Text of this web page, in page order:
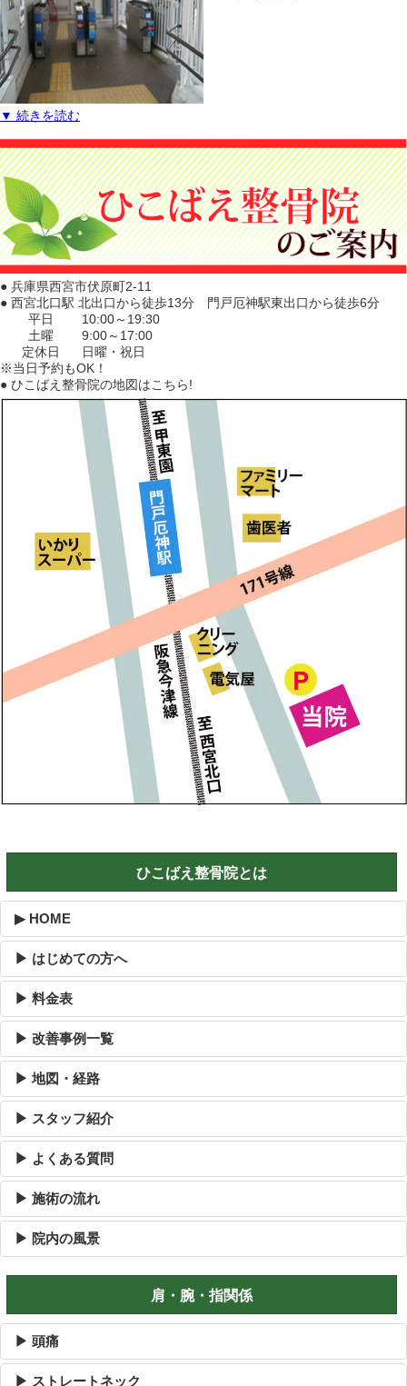
▼ 続きを読む
● 兵庫県西宮市伏原町2-11
● 西宮北口駅 北出口から徒歩13分 門戸厄神駅東出口から徒歩6分
平日
10:00～19:30
土曜
9:00～17:00
定休日
日曜・祝日
※当日予約もOK！
● ひこばえ整骨院の地図はこちら!
ひこばえ整骨院とは
▶ HOME
▶ はじめての方へ
▶ 料金表
▶ 改善事例一覧
▶ 地図・経路
▶ スタッフ紹介
▶ よくある質問
▶ 施術の流れ
▶ 院内の風景
肩・腕・指関係
▶ 頭痛
▶ ストレートネック